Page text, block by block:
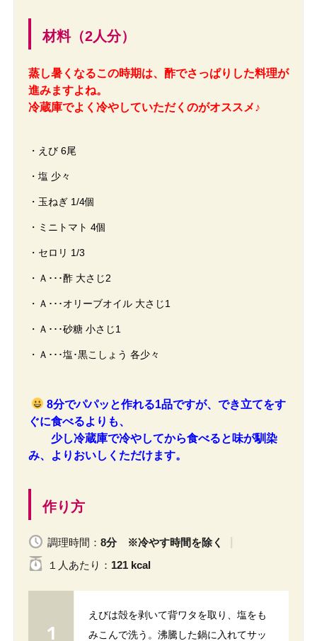
材料（2人分）
蒸し暑くなるこの時期は、酢でさっぱりした料理が
進みますよね。
冷蔵庫でよく冷やしていただくのがオススメ♪
・えび 6尾
・塩 少々
・玉ねぎ 1/4個
・ミニトマト 4個
・セロリ 1/3
・Ａ･･･酢 大さじ2
・Ａ･･･オリーブオイル 大さじ1
・Ａ･･･砂糖 小さじ1
・Ａ･･･塩･黒こしょう 各少々
8分でパパッと作れる1品ですが、でき立てをす
ぐに食べるよりも、
少し冷蔵庫で冷やしてから食べると味が馴染
み、よりおいしくただけます。
作り方
調理時間： 8分 ※冷やす時間を除く
１人 あたり ： 121 kcal
えびは殻を剥いて背ワタを取り、塩をも
みこんで洗う。沸騰した鍋に入れてサッ